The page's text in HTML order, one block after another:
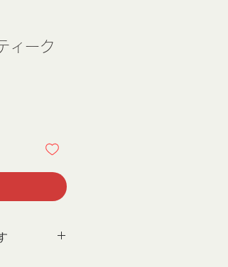
ィーク